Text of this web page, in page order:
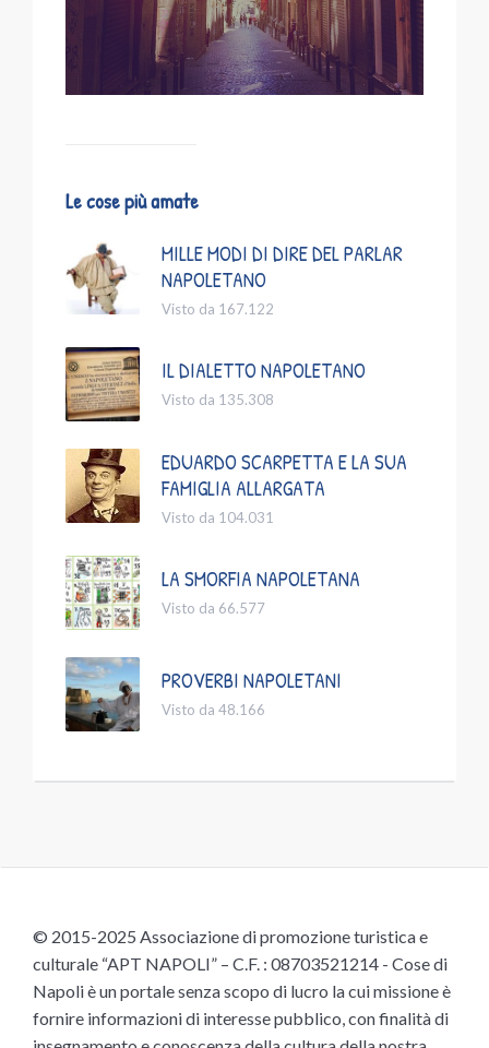
Le cose più amate
MILLE MODI DI DIRE DEL PARLAR
NAPOLETANO
Visto da 167.122
IL DIALETTO NAPOLETANO
Visto da 135.308
EDUARDO SCARPETTA E LA SUA
FAMIGLIA ALLARGATA
Visto da 104.031
LA SMORFIA NAPOLETANA
Visto da 66.577
PROVERBI NAPOLETANI
Visto da 48.166
© 2015-2025 Associazione di promozione turistica e
culturale “APT NAPOLI” – C.F. : 08703521214 - Cose di
Napoli è un portale senza scopo di lucro la cui missione è
fornire informazioni di interesse pubblico, con finalità di